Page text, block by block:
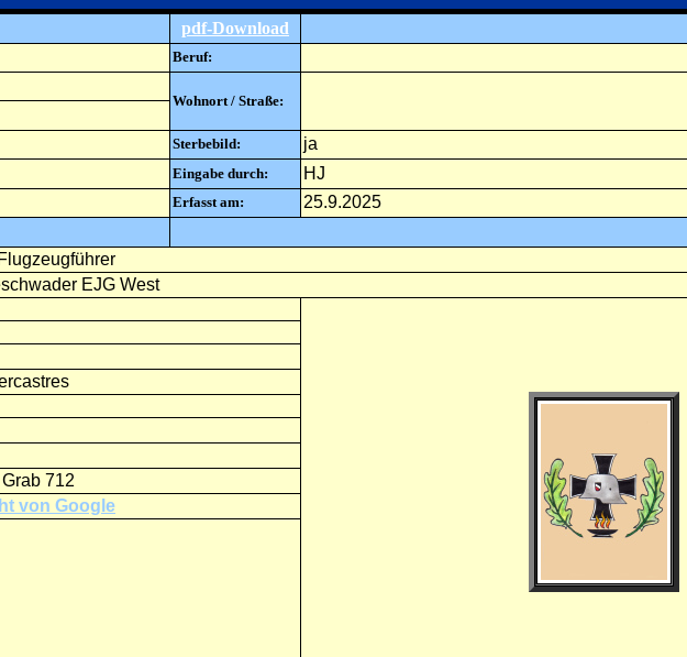
pdf-Download
Beruf:
Wohnort / Straße:
Sterbebild: ja
Eingabe durch: HJ
Erfasst am: 25.9.2025
EJG West
712
von Google